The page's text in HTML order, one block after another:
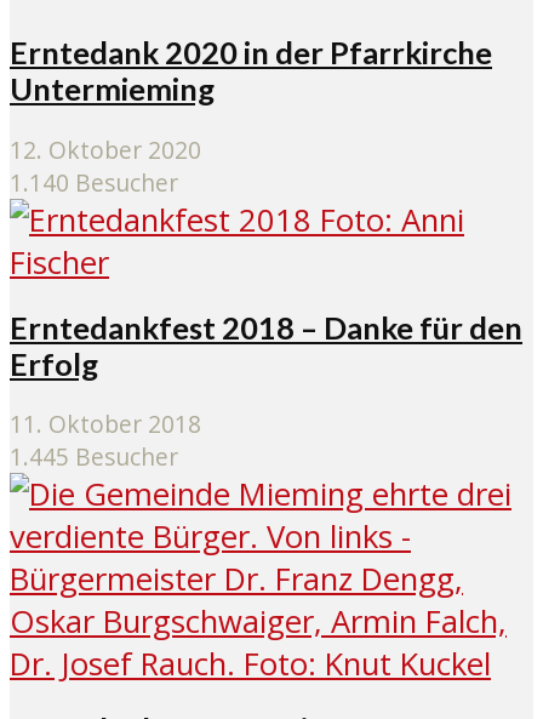
Erntedank 2020 in der Pfarrkirche
Untermieming
12. Oktober 2020
1.140 Besucher
Erntedankfest 2018 – Danke für den
Erfolg
11. Oktober 2018
1.445 Besucher